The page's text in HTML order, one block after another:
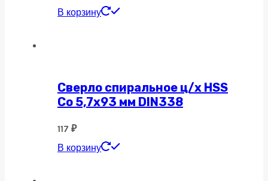
В корзину
Сверло спиральное ц/х HSS
Co 5,7х93 мм DIN338
117 ₽
В корзину